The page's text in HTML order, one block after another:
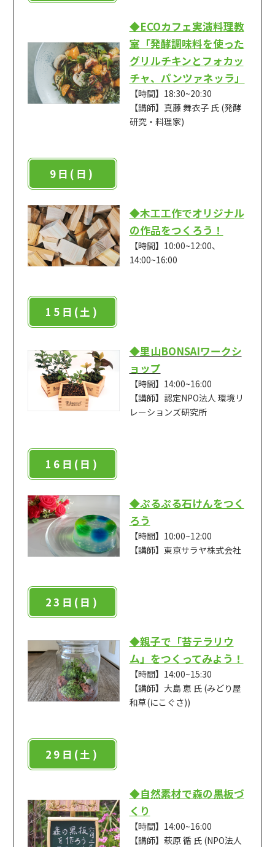
◆ECOカフェ実演料理教
室「発酵調味料を使った
グリルチキンとフォカッ
チャ、パンツァネッラ」
【時間】18:30~20:30
【講師】真藤 舞衣子 氏 (発酵
研究・料理家)
9日(日)
◆木工工作でオリジナル
の作品をつくろう！
【時間】10:00~12:00、
14:00~16:00
15日(土)
◆里山BONSAIワークシ
ョップ
【時間】14:00~16:00
【講師】認定NPO法人 環境リ
レーションズ研究所
16日(日)
◆ぷるぷる石けんをつく
ろう
【時間】10:00~12:00
【講師】東京サラヤ株式会社
23日(日)
◆親子で「苔テラリウ
ム」をつくってみよう！
【時間】14:00~15:30
【講師】大島 恵 氏 (みどり屋
和草(にこぐさ))
29日(土)
◆自然素材で森の黒板づ
くり
【時間】14:00~16:00
【講師】萩原 循 氏 (NPO法人